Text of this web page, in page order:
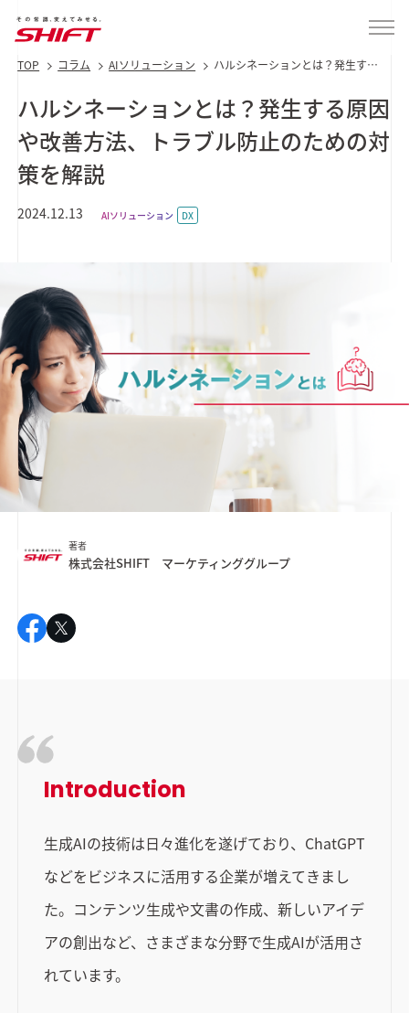
TOP コラム AIソリューション
ハルシネーションとは？発生する
ハルシネーションとは？発生する原因
や改善方法、トラブル防止のための対
策を解説
2024.12.13 AIソリューション DX
著者
株式会社SHIFT マーケティンググループ
Introduction
生成AIの技術は日々進化を遂げており、ChatGPT
などをビジネスに活用する企業が増えてきまし
た。コンテンツ生成や文書の作成、新しいアイデ
アの創出など、さまざまな分野で生成AIが活用さ
れています。